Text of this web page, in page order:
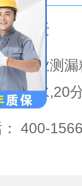
宿迁
专业测漏
漏水,20
400-